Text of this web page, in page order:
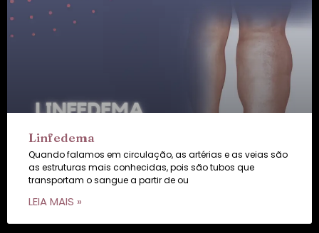
Linfedema
Quando falamos em circulação, as artérias e as veias são
as estruturas mais conhecidas, pois são tubos que
transportam o sangue a partir de ou
LEIA MAIS »